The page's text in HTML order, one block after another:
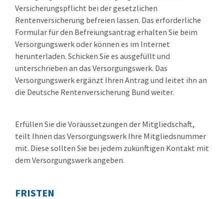
Versicherungspflicht bei der gesetzlichen
Rentenversicherung befreien lassen. Das erforderliche
Formular für den Befreiungsantrag erhalten Sie beim
Versorgungswerk oder können es im Internet
herunterladen. Schicken Sie es ausgefüllt und
unterschrieben an das Versorgungswerk. Das
Versorgungswerk ergänzt Ihren Antrag und leitet ihn an
die Deutsche Rentenversicherung Bund weiter.
Erfüllen Sie die Voraussetzungen der Mitgliedschaft,
teilt Ihnen das Versorgungswerk Ihre Mitgliedsnummer
mit. Diese sollten Sie bei jedem zukünftigen Kontakt mit
dem Versorgungswerk angeben.
FRISTEN